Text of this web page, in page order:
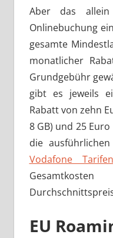
Aber das
Onlinebuchung
gesamte
monatlicher
Grundgebühr
gibt es jeweils
Rabatt von zehn
8 GB) und 25
die ausführlichen
Vodafone Tarifen
EU